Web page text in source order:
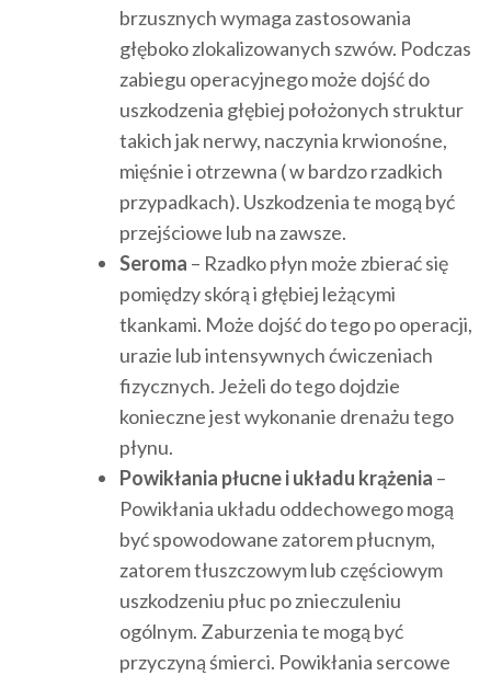
brzusznych wymaga zastosowania
głęboko zlokalizowanych szwów. Podczas
zabiegu operacyjnego może dojść do
uszkodzenia głębiej położonych struktur
takich jak nerwy, naczynia krwionośne,
mięśnie i otrzewna ( w bardzo rzadkich
przypadkach). Uszkodzenia te mogą być
przejściowe lub na zawsze.
Seroma – Rzadko płyn może zbierać się
pomiędzy skórą i głębiej leżącymi
tkankami. Może dojść do tego po operacji,
urazie lub intensywnych ćwiczeniach
fizycznych. Jeżeli do tego dojdzie
konieczne jest wykonanie drenażu tego
płynu.
Powikłania płucne i układu krążenia –
Powikłania układu oddechowego mogą
być spowodowane zatorem płucnym,
zatorem tłuszczowym lub częściowym
uszkodzeniu płuc po znieczuleniu
ogólnym. Zaburzenia te mogą być
przyczyną śmierci. Powikłania sercowe